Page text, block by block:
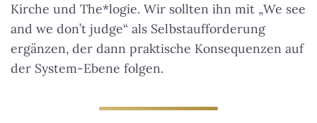
Kirche und The*logie. Wir sollten ihn mit „We see
and we don’t judge“ als Selbstaufforderung
ergänzen, der dann praktische Konsequenzen auf
der System-Ebene folgen.